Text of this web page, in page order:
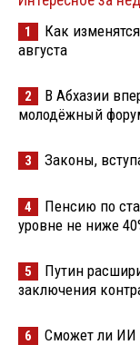
1
Как
августа
2
В Абхазии
молодёжный
3 Законы,
4
Пенсию по
уровне не ниже
5
Путин
заключения
6 Сможет ли ИИ